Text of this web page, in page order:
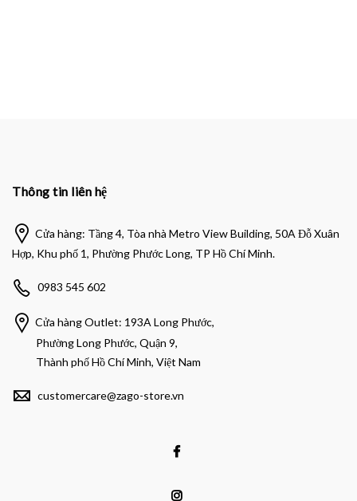
Thông tin liên hệ
Cửa hàng: Tầng 4, Tòa nhà Metro View Building, 50A Đỗ Xuân
Hợp, Khu phố 1, Phường Phước Long, TP Hồ Chí Minh.
0983 545 602
Cửa hàng Outlet: 193A Long Phước,
Phường Long Phước, Quận 9,
Thành phố Hồ Chí Minh, Việt Nam
customercare@zago-store.vn